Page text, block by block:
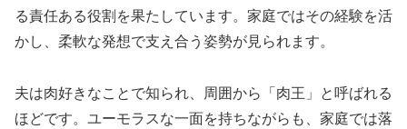
る責任ある役割を果たしています。家庭ではその経験を活
かし、柔軟な発想で支え合う姿勢が見られます。
夫は肉好きなことで知られ、周囲から「肉王」と呼ばれる
ほどです。ユーモラスな一面を持ちながらも、家庭では落